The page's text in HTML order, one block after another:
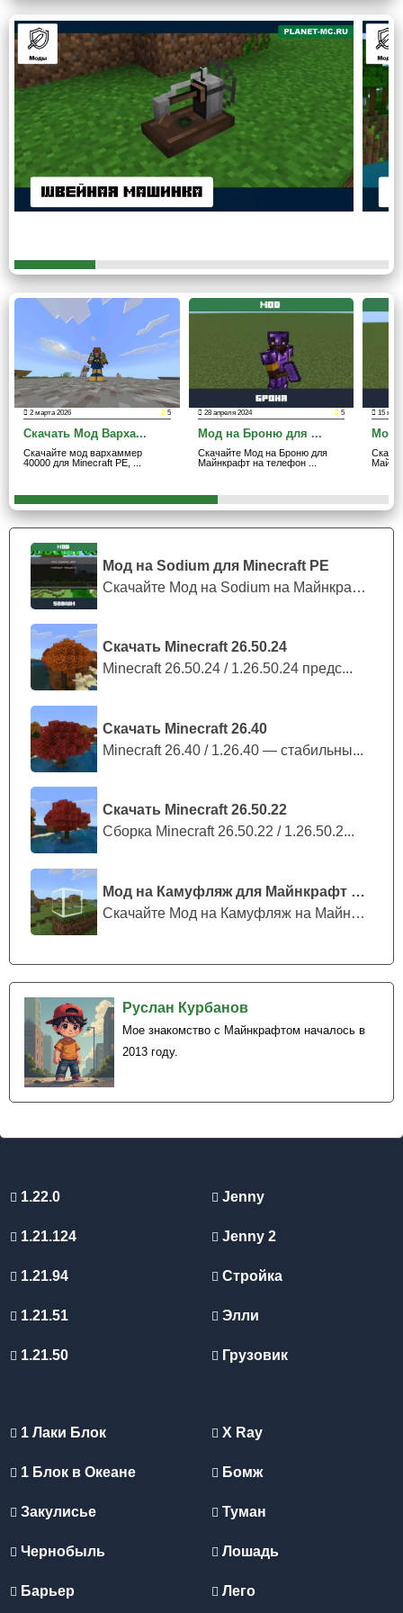
Мод на Sodium для Minecraft PE
Скачайте Мод на Sodium на Майнкрафт П...
Скачать Minecraft 26.50.24
Minecraft 26.50.24 / 1.26.50.24 предс...
Скачать Minecraft 26.40
Minecraft 26.40 / 1.26.40 — стабильны...
Скачать Minecraft 26.50.22
Сборка Minecraft 26.50.22 / 1.26.50.2...
Мод на Камуфляж для Майнкрафт ПЕ
Скачайте Мод на Камуфляж на Майнкрафт...
Руслан Курбанов
Мое знакомство с Майнкрафтом началось в
2013 году.
абсолютно всех, и дамы смогут почувствовать себя
настоящими розами, ведь будучи одетыми в столь
изящную одеждуи держа в руках незеритовый меч
нельзя назвать милую половину пола иначе.
Костюмы
Несмотря на общепринятое мнение, даже пижама или
костюм горничноймогут быть очень стильными и
красивыми, самое главное это умение выбирать
есть куда разогнаться, ибо в нём найдётся костюм на
любой вкус.
Таким образом, дамы смогут запросто создать
уникальный образ, который не оставит и шанса
пройти мимо даже самому чёрствому игроку
Майнкрафт ПЕ.
На первый взгляд, дамам может показаться, что
свитшоты имеют более мужской стиль
ведь он нисколько не подчёркивает красоту. Но если
перекрасить ткань, то тогда он приобретает новый
внешний вид. И в моде на одежду для девочек это
вполне реально.
Самое главное не переборщить с красителем, ведь
добыча некоторых из них в Minecraft PE достаточно
затруднительна.
2 марта 2026 5
Скачать Мод Варха...
Скачайте мод вархаммер
40000 для Minecraft PE, ...
28 апреля 2024 5
Мод на Броню для ...
Скачайте Мод на Броню для
Майнкрафт на телефон ...
15
Мод
1.22.0
1.21.124
1.21.94
1.21.51
1.21.50
Jenny
Jenny 2
Стройка
Элли
Грузовик
1 Лаки Блок
1 Блок в Океане
Закулисье
Чернобыль
Барьер
X Ray
Бомж
Туман
Лошадь
Лего